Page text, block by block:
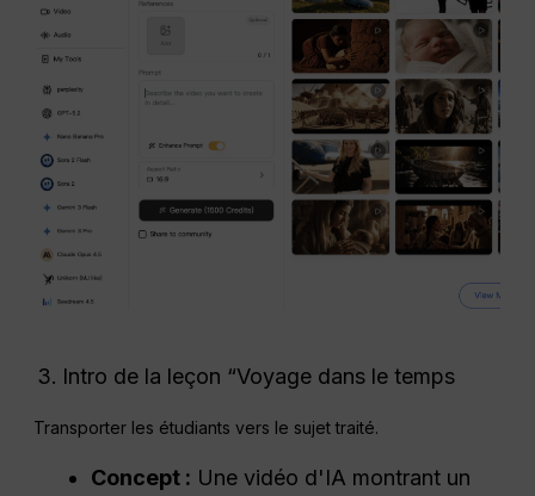
Intro de la leçon “Voyage dans le temps
Transporter les étudiants vers le sujet traité.
Concept : Une vidéo d'IA montrant un